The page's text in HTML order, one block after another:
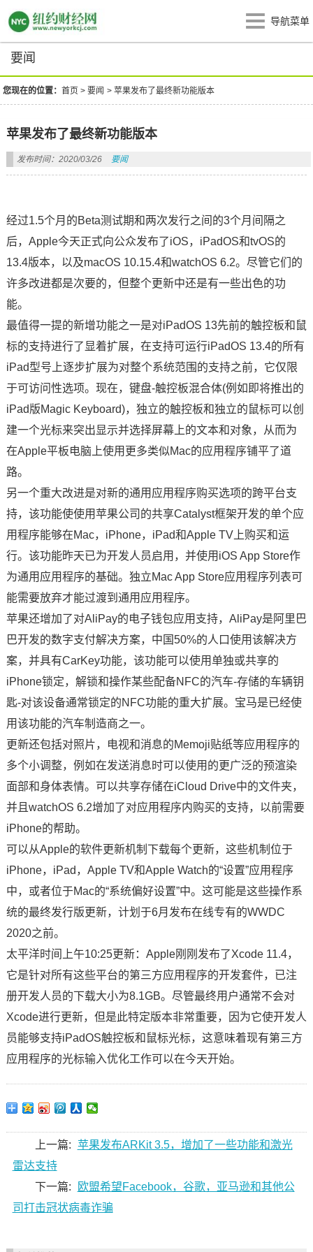
导航菜单
要闻
您现在的位置：首页 >要闻 >苹果发布了最终新功能版本
苹果发布了最终新功能版本
发布时间：2020/03/26 要闻
经过1.5个月的Beta测试期和两次发行之间的3个月间隔之
后，Apple今天正式向公众发布了iOS，iPadOS和tvOS的
13.4版本，以及macOS 10.15.4和watchOS 6.2。尽管它们的
许多改进都是次要的，但整个更新中还是有一些出色的功
能。
最值得一提的新增功能之一是对iPadOS 13先前的触控板和鼠
标的支持进行了显着扩展，在支持可运行iPadOS 13.4的所有
iPad型号上逐步扩展为对整个系统范围的支持之前，它仅限
于可访问性选项。现在，键盘-触控板混合体(例如即将推出的
iPad版Magic Keyboard)，独立的触控板和独立的鼠标可以创
建一个光标来突出显示并选择屏幕上的文本和对象，从而为
在Apple平板电脑上使用更多类似Mac的应用程序铺平了道
路。
另一个重大改进是对新的通用应用程序购买选项的跨平台支
持，该功能使使用苹果公司的共享Catalyst框架开发的单个应
用程序能够在Mac，iPhone，iPad和Apple TV上购买和运
行。该功能昨天已为开发人员启用，并使用iOS App Store作
为通用应用程序的基础。独立Mac App Store应用程序列表可
能需要放弃才能过渡到通用应用程序。
苹果还增加了对AliPay的电子钱包应用支持，AliPay是阿里巴
巴开发的数字支付解决方案，中国50%的人口使用该解决方
案，并具有CarKey功能，该功能可以使用单独或共享的
iPhone锁定，解锁和操作某些配备NFC的汽车-存储的车辆钥
匙-对该设备通常锁定的NFC功能的重大扩展。宝马是已经使
用该功能的汽车制造商之一。
更新还包括对照片，电视和消息的Memoji贴纸等应用程序的
多个小调整，例如在发送消息时可以使用的更广泛的预渲染
面部和身体表情。可以共享存储在iCloud Drive中的文件夹，
并且watchOS 6.2增加了对应用程序内购买的支持，以前需要
iPhone的帮助。
可以从Apple的软件更新机制下载每个更新，这些机制位于
iPhone，iPad，Apple TV和Apple Watch的“设置”应用程序
中，或者位于Mac的“系统偏好设置”中。这可能是这些操作系
统的最终发行版更新，计划于6月发布在线专有的WWDC
2020之前。
太平洋时间上午10:25更新：Apple刚刚发布了Xcode 11.4，
它是针对所有这些平台的第三方应用程序的开发套件，已注
册开发人员的下载大小为8.1GB。尽管最终用户通常不会对
Xcode进行更新，但是此特定版本非常重要，因为它使开发人
员能够支持iPadOS触控板和鼠标光标，这意味着现有第三方
应用程序的光标输入优化工作可以在今天开始。
上一篇: 苹果发布ARKit 3.5，增加了一些功能和激光
雷达支持
下一篇:
欧盟希望Facebook，谷歌，亚马逊和其他公
司打击冠状病毒诈骗